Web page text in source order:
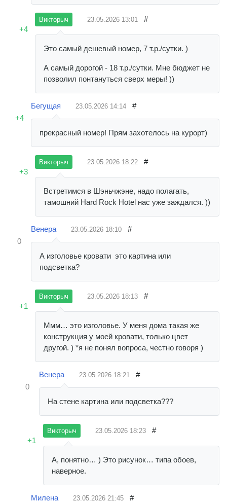
+4
Викторыч 23.05.2026 13:01 #
Это самый дешевый номер, 7 т.р./сутки. )
А самый дорогой - 18 т.р./сутки. Мне бюджет не
позволил понтануться сверх меры! ))
+4
Бегущая 23.05.2026 14:14 #
прекрасный номер! Прям захотелось на курорт)
+3
Викторыч 23.05.2026 18:22 #
Встретимся в Шэньчжэне, надо полагать,
тамошний Hard Rock Hotel нас уже заждался. ))
0
Венера 23.05.2026 18:10 #
А изголовье кровати это картина или
подсветка?
+1
Викторыч 23.05.2026 18:13 #
Ммм… это изголовье. У меня дома такая же
конструкция у моей кровати, только цвет
другой. ) *я не понял вопроса, честно говоря )
0
Венера 23.05.2026 18:21 #
На стене картина или подсветка???
+1
Викторыч 23.05.2026 18:23 #
А, понятно… ) Это рисунок… типа обоев,
наверное.
Милена 23.05.2026 21:45 #